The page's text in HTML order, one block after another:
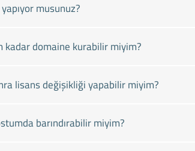
musunuz?
kadar domaine kurabilir miyim?
lisans değişikliği yapabilir miyim?
barındırabilir miyim?